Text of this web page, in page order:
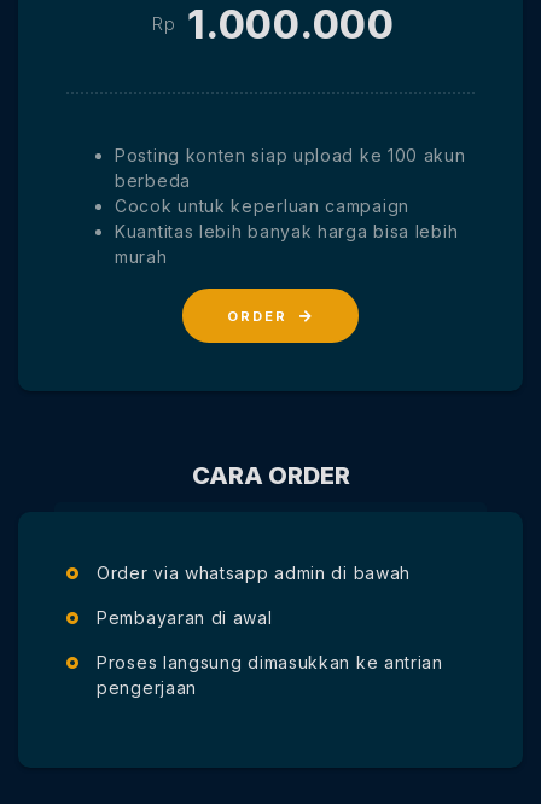
Rp 1.000.000
Posting konten siap upload ke 100 akun
berbeda
Cocok untuk keperluan campaign
Kuantitas lebih banyak harga bisa lebih
murah
ORDER
CARA ORDER
Order via whatsapp admin di bawah
Pembayaran di awal
Proses langsung dimasukkan ke antrian
pengerjaan